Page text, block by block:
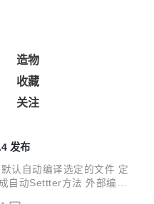
造物
收藏
关注
发布
认自动编译选定的文件 定
自动Settter方法 外部编辑